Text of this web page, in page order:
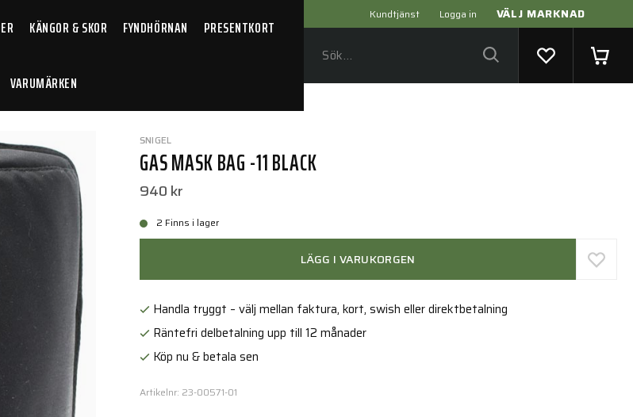
Kundtjänst Logga in VÄLJ MARKNAD
KÄNGOR & SKOR FYNDHÖRNAN PRESENTKORT
VARUMÄRKEN
SNIGEL
GAS MASK BAG -11 BLACK
940 kr
2 Finns i lager
LÄGG I VARUKORGEN
Handla tryggt – välj mellan faktura, kort, swish eller direktbetalning
Räntefri delbetalning upp till 12 månader
Köp nu & betala sen
Artikelnr: 23-00571-01